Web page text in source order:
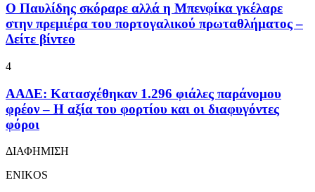
Ο Παυλίδης σκόραρε αλλά η Μπενφίκα γκέλαρε
στην πρεμιέρα του πορτογαλικού πρωταθλήματος –
Δείτε βίντεο
4
ΑΑΔΕ: Κατασχέθηκαν 1.296 φιάλες παράνομου
φρέον – Η αξία του φορτίου και οι διαφυγόντες
φόροι
ΔΙΑΦΗΜΙΣΗ
ENIKOS